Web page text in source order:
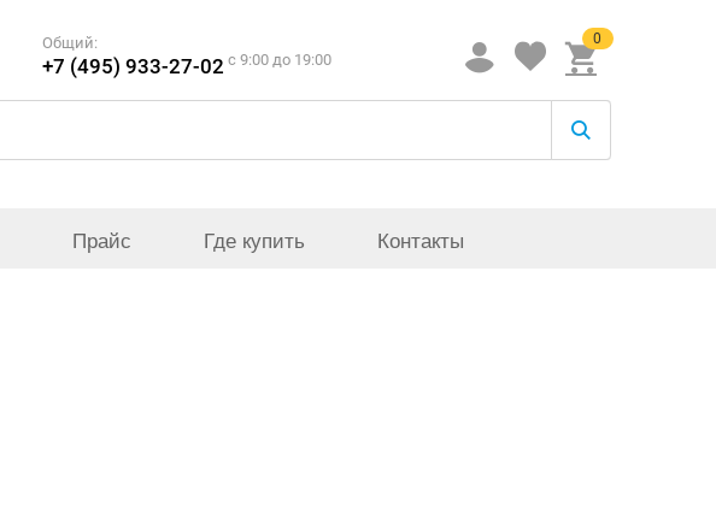
Общий:
+7 (495) 933-27-02 c 9:00 до 19:00
0
Прайс Где купить Контакты